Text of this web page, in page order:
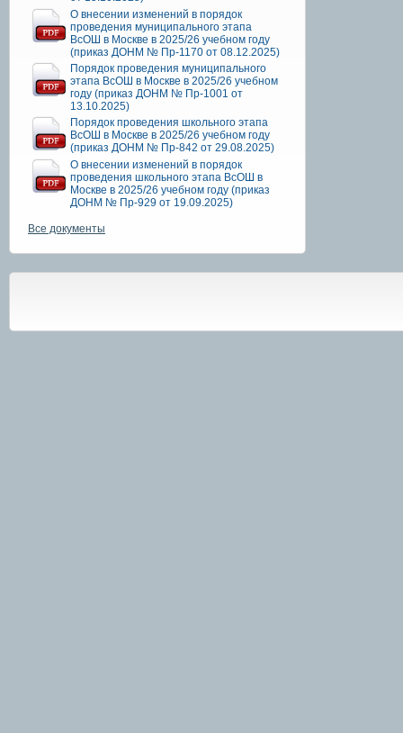
О внесении изменений в порядок
проведения муниципального этапа
ВсОШ в Москве в 2025/26 учебном году
(приказ ДОНМ № Пр-1170 от 08.12.2025)
Порядок проведения муниципального
этапа ВсОШ в Москве в 2025/26 учебном
году (приказ ДОНМ № Пр-1001 от
13.10.2025)
Порядок проведения школьного этапа
ВсОШ в Москве в 2025/26 учебном году
(приказ ДОНМ № Пр-842 от 29.08.2025)
О внесении изменений в порядок
проведения школьного этапа ВсОШ в
Москве в 2025/26 учебном году (приказ
ДОНМ № Пр-929 от 19.09.2025)
Все документы